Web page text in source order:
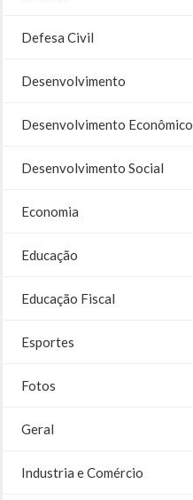
Defesa Civil
Desenvolvimento
Desenvolvimento Econômico
Desenvolvimento Social
Economia
Educação
Educação Fiscal
Esportes
Fotos
Geral
Industria e Comércio